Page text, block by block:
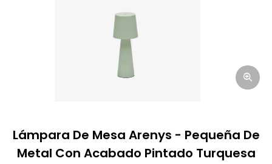
Lámpara De Mesa Arenys - Pequeña De
Metal Con Acabado Pintado Turquesa
Mensaje